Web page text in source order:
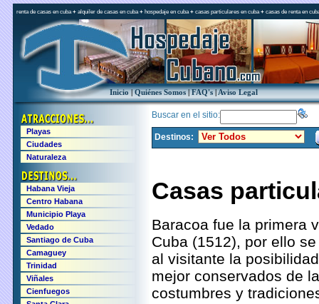
renta de casas en cuba+ alquiler de casas en cuba+ hospedaje en cuba+ casas particulares en cuba+ casas de renta en
Inicio|Quiénes Somos|FAQ's|Aviso Legal
Buscar en el sitio:
Destinos:
Casas
Baracoa fue la primera
Cuba (1512), por ello
al visitante la
mejor conservados de
costumbres y
Playas
Ciudades
Naturaleza
Habana Vieja
Centro Habana
Municipio Playa
Vedado
Santiago de Cuba
Camaguey
Trinidad
Viñales
Cienfuegos